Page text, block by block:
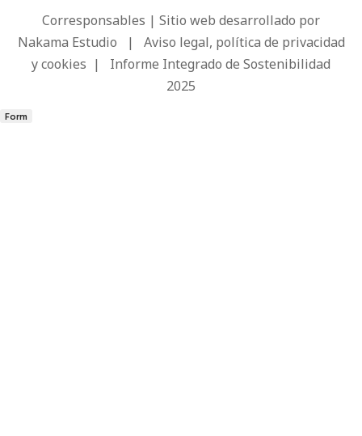
Corresponsables | Sitio web desarrollado por
Nakama Estudio | Aviso legal, política de privacidad
y cookies | Informe Integrado de Sostenibilidad
2025
Form